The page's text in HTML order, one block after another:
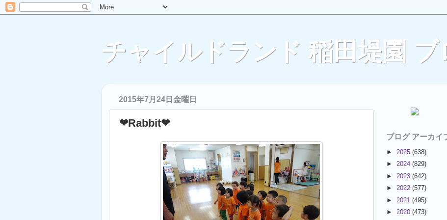
チャイルドランド 稲田堤園 ブ
2015年7月24日金曜日
❤Rabbit❤
ブログ アーカイ
► 2025 (638)
► 2024 (829)
► 2023 (642)
► 2022 (577)
► 2021 (495)
► 2020 (473)